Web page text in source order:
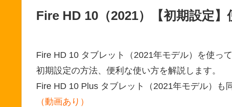
Fire HD 10（2021）【初期設定】
Fire HD 10 タブレット（2021年モデル）を使って
初期設定の方法、便利な使い方を解説します。
Fire HD 10 Plus タブレット（2021年モデル）も
（動画あり）